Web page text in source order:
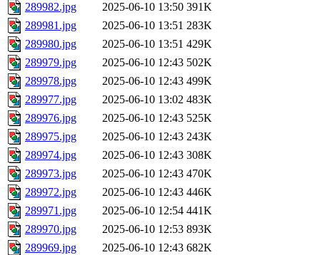
289982.jpg
2025-06-10 13:50 391K
289981.jpg
2025-06-10 13:51 283K
289980.jpg
2025-06-10 13:51 429K
289979.jpg
2025-06-10 12:43 502K
289978.jpg
2025-06-10 12:43 499K
289977.jpg
2025-06-10 13:02 483K
289976.jpg
2025-06-10 12:43 525K
289975.jpg
2025-06-10 12:43 243K
289974.jpg
2025-06-10 12:43 308K
289973.jpg
2025-06-10 12:43 470K
289972.jpg
2025-06-10 12:43 446K
289971.jpg
2025-06-10 12:54 441K
289970.jpg
2025-06-10 12:53 893K
289969.jpg
2025-06-10 12:43 682K